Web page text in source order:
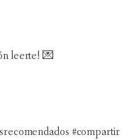
leerte! 💌
#compartir